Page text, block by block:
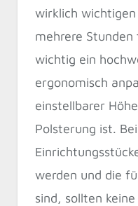
wirklich
mehrere
wichtig ein
ergonomisch
einstellbarer
Polsterung ist.
werden und die
sind, sollten